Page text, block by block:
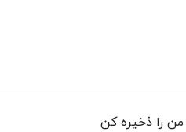
من را ذخیره کن